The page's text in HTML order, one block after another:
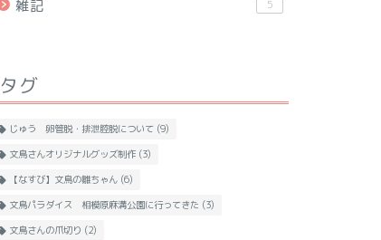
雑記 5
タグ
じゅう 卵管脱・排泄腔脱について(9)
文鳥さんオリジナルグッズ制作(3)
【なすび】文鳥の雛ちゃん(6)
文鳥パラダイス 相模原麻溝公園に行ってきた (3)
文鳥さんの爪切り (2)